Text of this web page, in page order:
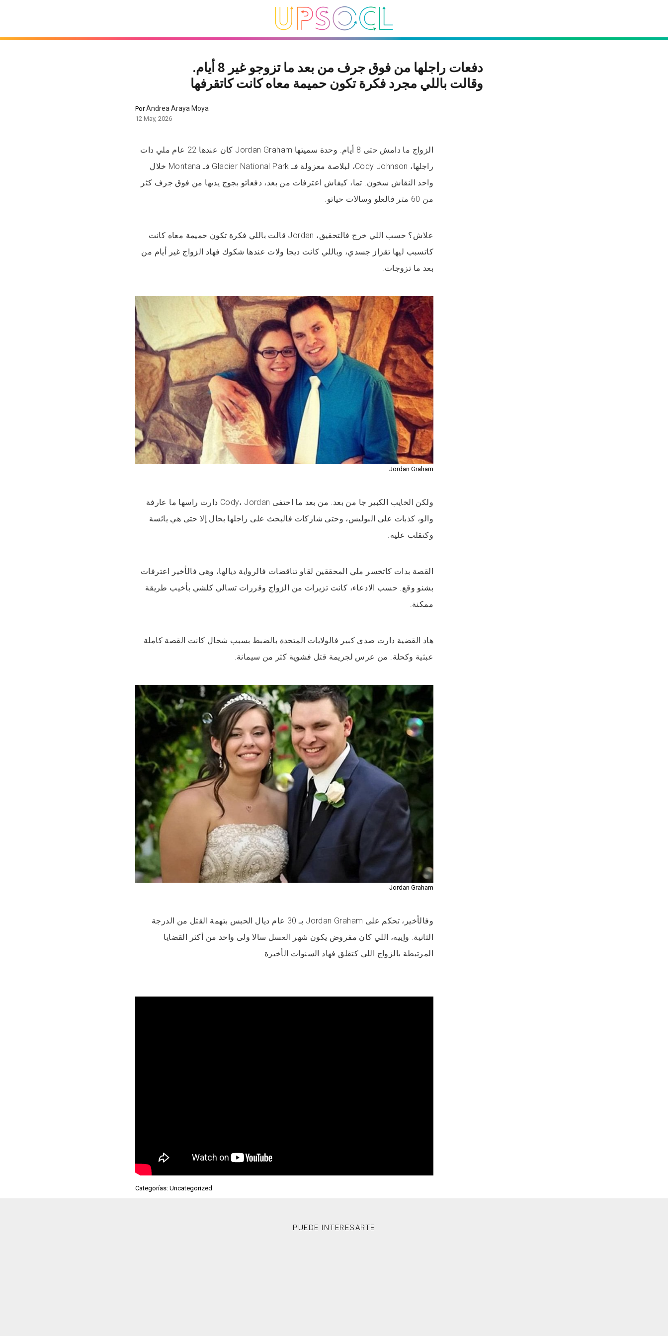
دفعات راجلها من فوق جرف من بعد ما تزوجو غير 8 أيام.
وقالت باللي مجرد فكرة تكون حميمة معاه كانت كاتقرفها
PorAndrea Araya Moya
12 May, 2026
الزواج ما دامش حتى 8 أيام. وحدة سميتها Jordan Graham كان عندها 22 عام ملي دات
راجلها، Cody Johnson، لبلاصة معزولة فـ Glacier National Park فـ Montana خلال
واحد النقاش سخون. تما، كيفاش اعترفات من بعد، دفعاتو بجوج يديها من فوق جرف كثر
من 60 متر فالعلو وسالات حياتو.
علاش؟ حسب اللي خرج فالتحقيق، Jordan قالت باللي فكرة تكون حميمة معاه كانت
كاتسبب ليها تقزاز جسدي، وباللي كانت ديجا ولات عندها شكوك فهاد الزواج غير أيام من
بعد ما تزوجات.
Jordan Graham
ولكن الخايب الكبير جا من بعد. من بعد ما اختفى Cody، Jordan دارت راسها ما عارفة
والو، كذبات على البوليس، وحتى شاركات فالبحث على راجلها بحال إلا حتى هي يائسة
وكتقلب عليه.
القصة بدات كاتخسر ملي المحققين لقاو تناقضات فالرواية ديالها، وهي فالأخير اعترفات
بشنو وقع. حسب الادعاء، كانت تزيرات من الزواج وقررات تسالي كلشي بأخيب طريقة
ممكنة.
هاد القضية دارت صدى كبير فالولايات المتحدة بالضبط بسبب شحال كانت القصة كاملة
عبثية وكحلة. من عرس لجريمة قتل فشوية كثر من سيمانة.
Jordan Graham
وفالأخير، تحكم على Jordan Graham بـ 30 عام ديال الحبس بتهمة القتل من الدرجة
الثانية. وإييه، اللي كان مفروض يكون شهر العسل سالا ولى واحد من أكثر القضايا
المرتبطة بالزواج اللي كتقلق فهاد السنوات الأخيرة.
Categorías: Uncategorized
PUEDE INTERESARTE